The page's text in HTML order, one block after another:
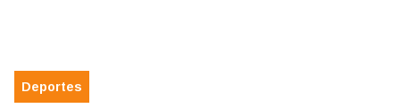
Deportes